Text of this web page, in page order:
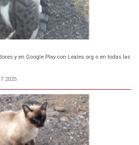
y en Google Play con Leales.org o en todas las